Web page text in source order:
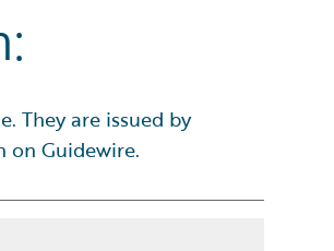
They are issued by
on Guidewire.